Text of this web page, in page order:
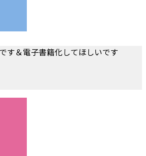
す＆電子書籍化してほしいです